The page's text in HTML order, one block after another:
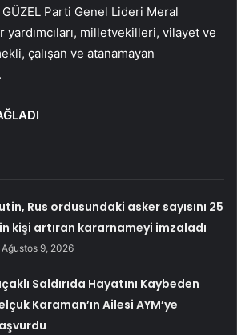
GÜZEL Parti Genel Lideri Meral
milletvekilleri, vilayet ve
çalışan ve atanamayan
Rus ordusundaki asker sayısını 25
kişi artıran kararnameyi imzaladı
Ağustos 9, 2026
Saldırıda Hayatını Kaybeden
Karaman’ın Ailesi AYM’ye